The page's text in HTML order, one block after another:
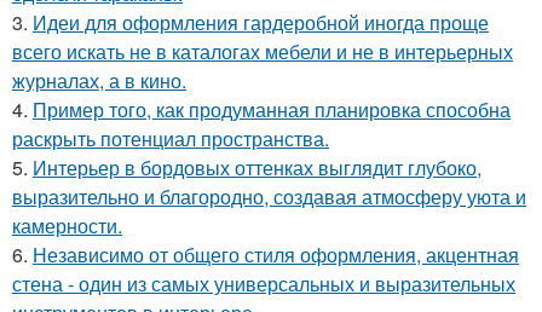
3. Идеи для оформления гардеробной иногда проще
всего искать не в каталогах мебели и не в интерьерных
журналах, а в кино.
4. Пример того, как продуманная планировка способна
раскрыть потенциал пространства.
5. Интерьер в бордовых оттенках выглядит глубоко,
выразительно и благородно, создавая атмосферу уюта и
камерности.
6. Независимо от общего стиля оформления, акцентная
стена - один из самых универсальных и выразительных